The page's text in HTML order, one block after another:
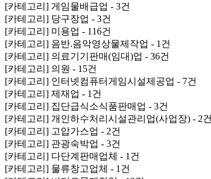
[카테고리] 게임물배급업 - 3건
[카테고리] 당구장업 - 3건
[카테고리] 미용업 - 116건
[카테고리] 음반.음악영상물제작업 - 1건
[카테고리] 의료기기판매(임대)업 - 36건
[카테고리] 의원 - 15건
[카테고리] 인터넷컴퓨터게임시설제공업 - 7건
[카테고리] 제재업 - 1건
[카테고리] 집단급식소식품판매업 - 3건
[카테고리] 개인하수처리시설관리업(사업장) - 2건
[카테고리] 고압가스업 - 2건
[카테고리] 관광숙박업 - 3건
[카테고리] 다단계판매업체 - 1건
[카테고리] 물류창고업체 - 1건